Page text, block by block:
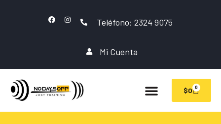
Teléfono: 2324 9075
Mi Cuenta
$0 0